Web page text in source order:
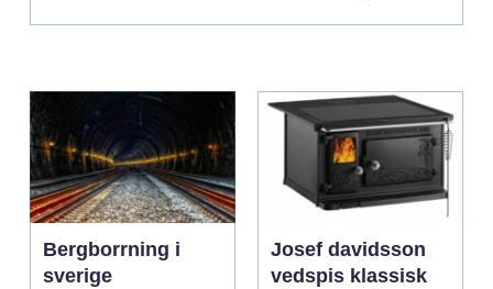
Bergborrning i
sverige
Josef davidsson
vedspis klassisk